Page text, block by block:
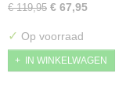
€ 119,95 € 67,95
✓ Op voorraad
IN WINKELWAGEN